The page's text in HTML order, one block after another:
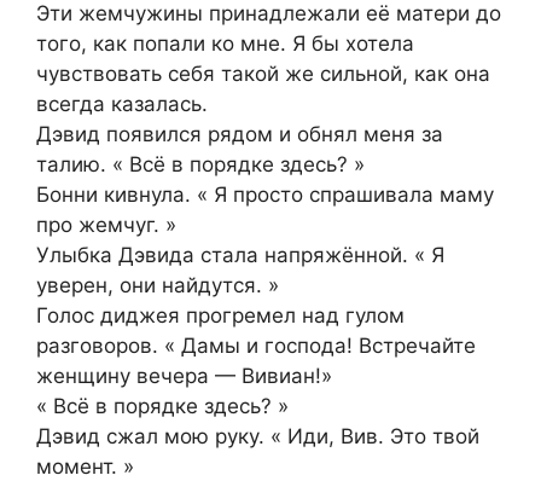
Эти жемчужины принадлежали её матери до
того, как попали ко мне. Я бы хотела
чувствовать себя такой же сильной, как она
всегда казалась.
Дэвид появился рядом и обнял меня за
талию. « Всё в порядке здесь? »
Бонни кивнула. « Я просто спрашивала маму
про жемчуг. »
Улыбка Дэвида стала напряжённой. « Я
уверен, они найдутся. »
Голос диджея прогремел над гулом
разговоров. « Дамы и господа! Встречайте
женщину вечера — Вивиан!»
« Всё в порядке здесь? »
Дэвид сжал мою руку. « Иди, Вив. Это твой
момент. »